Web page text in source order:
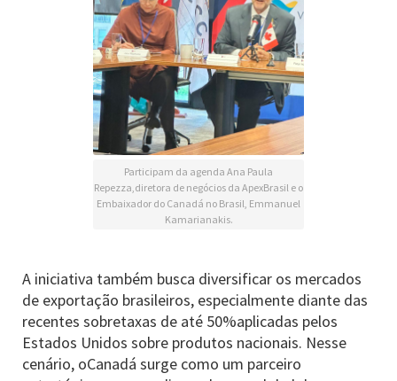
Participam da agenda Ana Paula
Repezza,diretora de negócios da ApexBrasil e o
Embaixador do Canadá no Brasil, Emmanuel
Kamarianakis.
A iniciativa também busca diversificar os mercados
de exportação brasileiros, especialmente diante das
recentes sobretaxas de até 50%aplicadas pelos
Estados Unidos sobre produtos nacionais. Nesse
cenário, oCanadá surge como um parceiro